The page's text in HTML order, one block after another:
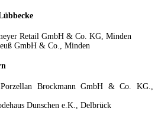
Retail GmbH & Co. KG, Minden
GmbH & Co., Minden
Brockmann GmbH & Co. KG.,
Dunschen e.K., Delbrück